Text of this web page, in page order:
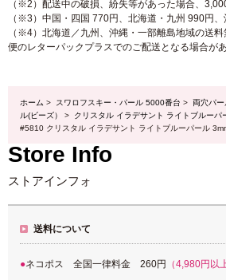
（※2）配送中の破損、紛失等があった場合、
（※3）中国・四国 770円、北海道・九州 990円
（※4）北海道／九州、沖縄・一部離島地域の送
便のレターパックプラスでのご配送となる場合があ
ホーム > スワロフスキー・パール 5000番台 > 両穴パ
ル(ビーズ）
> クリスタル イラデサント ライトブルーパ
#5810 クリスタル イラデサント ライトブルーパール
Store Info
ストアインフォ
送料について
ネコポス 全国一律料金 260円 （4,980円以